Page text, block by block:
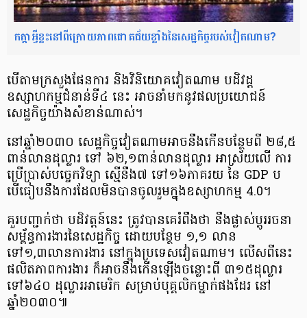
កត្តា​អ្វីខ្លះ​នៅ​ពីក្រោយ​ភាព​ជោគជ័យ​ខ្លាំង​នៃ​សេដ្ឋកិច្ច​របស់​វៀតណាម?
បើតាម​ក្រសួង​ផែនការ និងវិនិយោគវៀតណាម បដិវដ្ដ
ឧស្សាហកម្ម​ជំនាន់ទី៤ នេះ អាច​នាំមកនូវ​ផលប្រយោជន៍​
សេដ្ឋកិច្ច​យ៉ាងសំខាន់ណាស់។
នៅឆ្នាំ២០៣០ សេដ្ឋកិច្ច​វៀតណាម​អាចនឹងកើនបន្ថែម​ពី ២៨,៥
ពាន់លានដុល្លារ ទៅ ៦២,១ពាន់លាន​ដុល្លារ អាស្រ័យលើ ការ
ប្រើប្រាស់​បច្ចេកវិទ្យា ស្មើនឹង​៧ ទៅ​១៦ភាគរយ នៃ GDP ប​
បើធៀប​នឹង​ការដែលមិនបាន​ចូលរួម​ក្នុងឧស្សាហកម្ម 4.0។
គួរបញ្ជាក់ថា បដិវត្តន៍នេះ ត្រូវបានគេរំពឹងថា នឹងផ្លាស់ប្តូរ​រចនា​
សម្ព័ន្ធ​ការងារ​នៃសេដ្ឋកិច្ច ដោយ​បន្ថែម ១,១ លាន
ទៅ១,៣លាន​ការងារ នៅក្នុង​ប្រទេសវៀតណាម។ លើសពីនេះ
ផលិតភាពការងារ ក៏អាច​នឹងកើនឡើងចន្លោះពី ៣១៥ដុល្លារ
ទៅ៦៤០ ដុល្លារអាមេរិក សម្រាប់​បុគ្គលិក​ម្នាក់ផងដែរ នៅ
ឆ្នាំ២០៣០៕